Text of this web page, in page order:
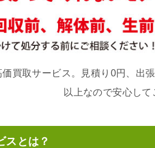
買取サービス。見積り0円、出
以上なので安心して
スとは？